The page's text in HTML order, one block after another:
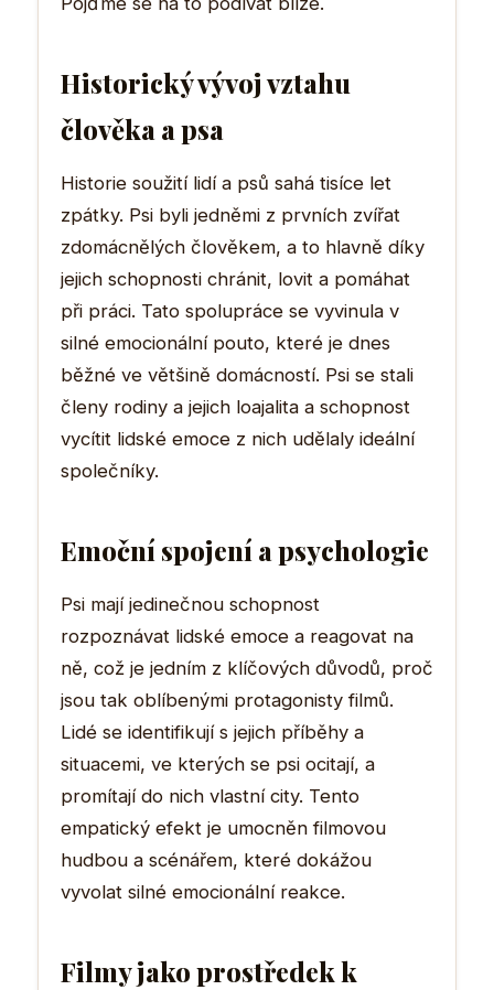
Historický vývoj vztahu
člověka a psa
Historie soužití lidí a psů sahá tisíce let
zpátky. Psi byli jedněmi z prvních zvířat
zdomácnělých člověkem, a to hlavně díky
jejich schopnosti chránit, lovit a pomáhat
při práci. Tato spolupráce se vyvinula v
silné emocionální pouto, které je dnes
běžné ve většině domácností. Psi se stali
členy rodiny a jejich loajalita a schopnost
vycítit lidské emoce z nich udělaly ideální
společníky.
Emoční spojení a psychologie
Psi mají jedinečnou schopnost
rozpoznávat lidské emoce a reagovat na
ně, což je jedním z klíčových důvodů, proč
jsou tak oblíbenými protagonisty filmů.
Lidé se identifikují s jejich příběhy a
situacemi, ve kterých se psi ocitají, a
promítají do nich vlastní city. Tento
empatický efekt je umocněn filmovou
hudbou a scénářem, které dokážou
vyvolat silné emocionální reakce.
Filmy jako prostředek k